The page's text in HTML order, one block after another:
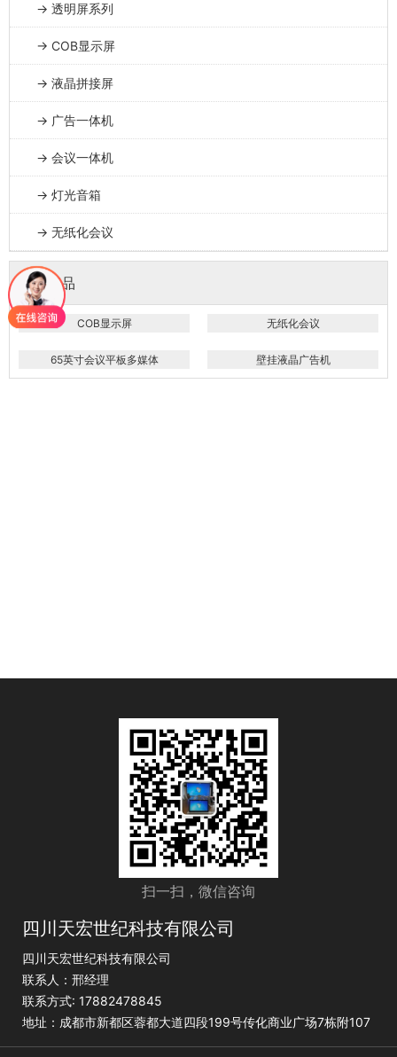
→ 透明屏系列
→ COB显示屏
→ 液晶拼接屏
→ 广告一体机
→ 会议一体机
→ 灯光音箱
→ 无纸化会议
推荐产品
COB显示屏 无纸化会议
65英寸会议平板多媒体 壁挂液晶广告机
扫一扫，微信咨询
四川天宏世纪科技有限公司
四川天宏世纪科技有限公司
联系人：邢经理
联系方式: 17882478845
地址：成都市新都区蓉都大道四段199号传化商业广场7栋附107